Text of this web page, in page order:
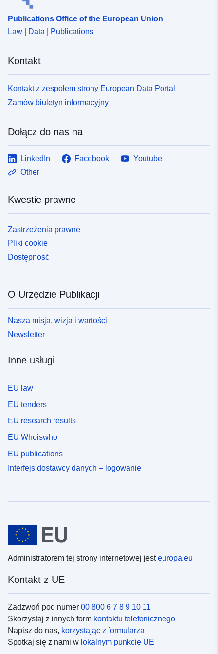
uriRef:
http://data.europa.eu/88u/dataset/
Publications Office of the European Union
Law | Data | Publications
Kontakt
Kontakt z zespołem strony European Data Portal
Zamów biuletyn informacyjny
Dołącz do nas na
LinkedIn Facebook
Youtube
Other
Kwestie prawne
Zastrzeżenia prawne
Pliki cookie
Dostępność
O Urzędzie Publikacji
Nasza misja, wizja i wartości
Newsletter
Inne usługi
EU law
EU tenders
EU research results
EU Whoiswho
EU publications
Interfejs dostawcy danych – logowanie
Administratorem tej strony internetowej jesteuropa.eu
Kontakt z UE
Zadzwoń pod numer 00 800 6 7 8 9 10 11
Skorzystaj z innych form kontaktu telefonicznego
Napisz do nas, korzystając z formularza
Spotkaj się z nami w lokalnym punkcie UE